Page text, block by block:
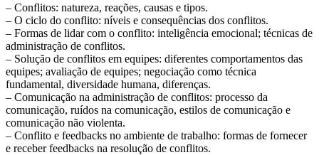
– Conflitos: natureza, reações, causas e tipos.
– O ciclo do conflito: níveis e consequências dos conflitos.
– Formas de lidar com o conflito: inteligência emocional; técnicas de
administração de conflitos.
– Solução de conflitos em equipes: diferentes comportamentos das
equipes; avaliação de equipes; negociação como técnica
fundamental, diversidade humana, diferenças.
– Comunicação na administração de conflitos: processo da
comunicação, ruídos na comunicação, estilos de comunicação e
comunicação não violenta.
– Conflito e feedbacks no ambiente de trabalho: formas de fornecer
e receber feedbacks na resolução de conflitos.